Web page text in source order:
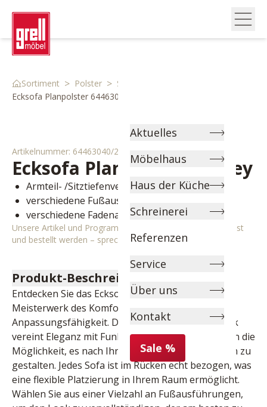
Aktuelles
Möbelhaus
Haus der Küche
Schreinerei
Referenzen
Service
Über uns
Kontakt
Sale %
Sortiment > Polster > Sofas
Ecksofa Planpolster 64463040 2
Artikelnummer: 64463040/2
Ecksofa Planpolster Sydney
Armteil- /Sitztiefenverstellung
verschiedene Fußausführungen wählbar
verschiedene Fadenausführungen wählbar
Unsere Artikel und Programme können individuell angepasst
und bestellt werden – sprechen Sie uns gerne an!
Produkt-Beschreibung
Entdecken Sie das Ecksofa von Planpolster, ein
Meisterwerk des Komforts und der
Anpassungsfähigkeit. Dieses exquisite Möbelstück
vereint Eleganz mit Funktionalität und bietet Ihnen die
Möglichkeit, es nach Ihren individuellen Wünschen zu
gestalten. Jedes Sofa ist im Rücken echt bezogen, was
eine flexible Platzierung in Ihrem Raum ermöglicht.
Wählen Sie aus einer Vielzahl an Fußausführungen,